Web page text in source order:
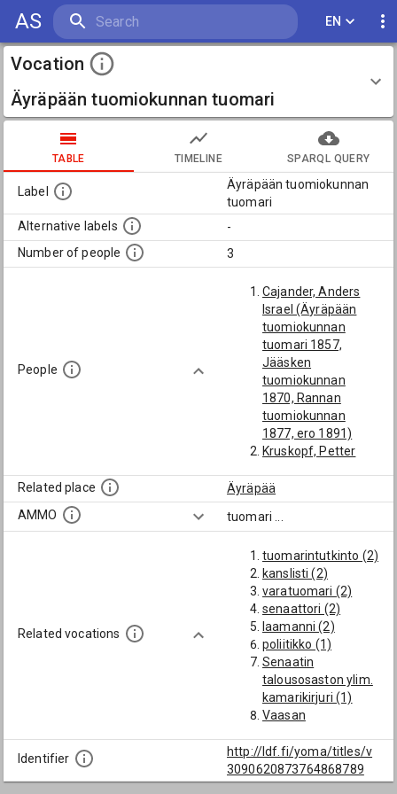
AS EN
Vocation
Äyräpään tuomiokunnan tuomari
TABLE TIMELINE SPARQL QUERY
Label
Äyräpään tuomiokunnan
tuomari
Alternative labels
-
Number of people
3
People
Cajander, Anders
Israel (Äyräpään
tuomiokunnan
tuomari 1857,
Jääsken
tuomiokunnan
1870, Rannan
tuomiokunnan
1877, ero 1891)
Kruskopf, Petter
Voldemar
(Äyräpään
tuomiokunnan
Related place
Äyräpää
AMMO
tuomari
Related vocations
tuomarintutkinto (2)
kanslisti (2)
varatuomari (2)
senaattori (2)
laamanni (2)
poliitikko (1)
Senaatin
talousosaston ylim.
kamarikirjuri (1)
Vaasan
auskultantti (1)
suurempi
kameraalitutkinto
Identifier
http://ldf.fi/yoma/titles/v
3090620873764868789